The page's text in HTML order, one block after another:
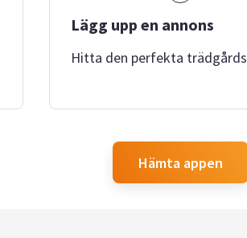
Lägg upp en annons
Hitta den perfekta
Hämta appen